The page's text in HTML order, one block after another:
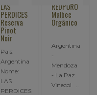
LAS
PERDICES
Reserva
Pinot
Noir
Pais:
Argentina
Nome:
LAS
PERDICES
REDPURO
Malbec
Orgânico
Argentina
-
Mendoza
- La Paz
Vinecol ..